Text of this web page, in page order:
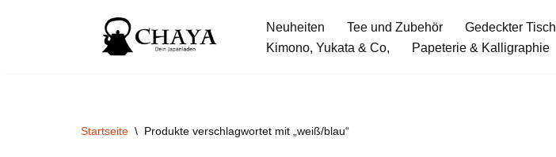
Neuheiten Tee und Zubehör Gedeckter Tisch
Kimono, Yukata & Co,
Papeterie & Kalligraphie
Startseite \ Produkte verschlagwortet mit „weiß/blau“